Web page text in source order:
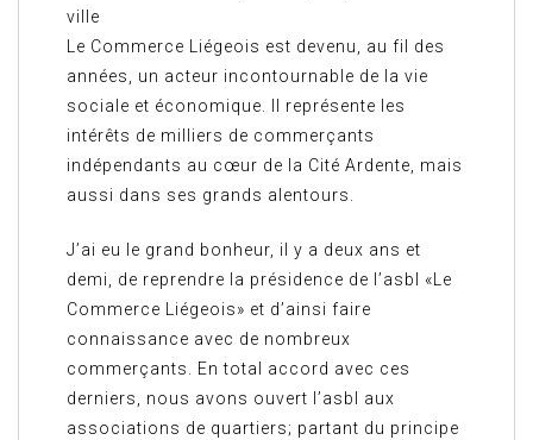
ville
Le Commerce Liégeois est devenu, au fil des
années, un acteur incontournable de la vie
sociale et économique. Il représente les
intérêts de milliers de commerçants
indépendants au cœur de la Cité Ardente, mais
aussi dans ses grands alentours.
J’ai eu le grand bonheur, il y a deux ans et
demi, de reprendre la présidence de l’asbl «Le
Commerce Liégeois» et d’ainsi faire
connaissance avec de nombreux
commerçants. En total accord avec ces
derniers, nous avons ouvert l’asbl aux
associations de quartiers; partant du principe